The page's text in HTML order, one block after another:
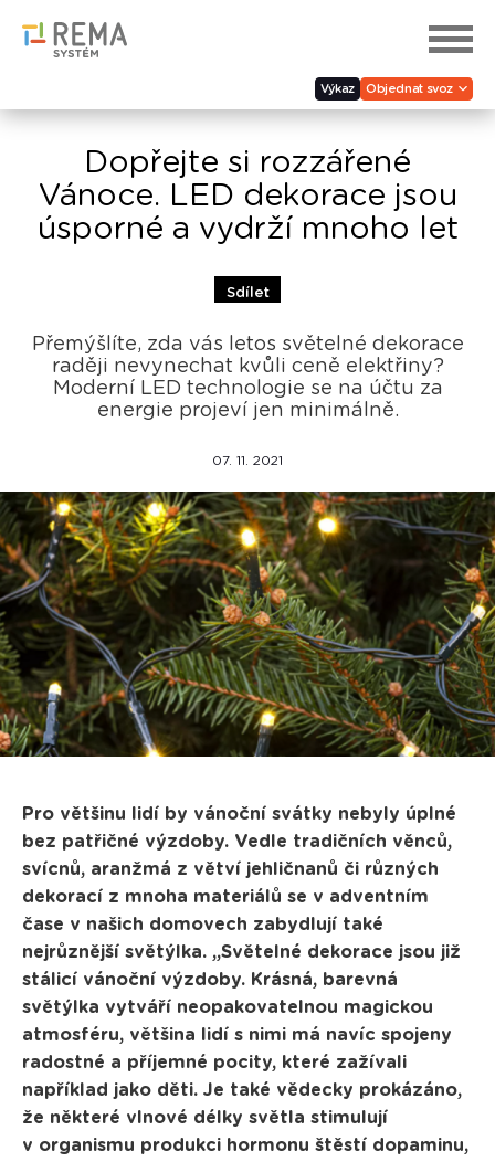
Výkaz Objednat svoz
Dopřejte si rozzářené
Vánoce. LED dekorace jsou
úsporné a vydrží mnoho let
Sdílet
Přemýšlíte, zda vás letos světelné dekorace
raději nevynechat kvůli ceně elektřiny?
Moderní LED technologie se na účtu za
energie projeví jen minimálně.
07. 11. 2021
Pro většinu lidí by vánoční svátky nebyly úplné
bez patřičné výzdoby. Vedle tradičních věnců,
svícnů, aranžmá z větví jehličnanů či různých
dekorací z mnoha materiálů se v adventním
čase v našich domovech zabydlují také
nejrůznější světýlka. „Světelné dekorace jsou již
stálicí vánoční výzdoby. Krásná, barevná
světýlka vytváří neopakovatelnou magickou
atmosféru, většina lidí s nimi má navíc spojeny
radostné a příjemné pocity, které zažívali
například jako děti. Je také vědecky prokázáno,
že některé vlnové délky světla stimulují
v organismu produkci hormonu štěstí dopaminu,